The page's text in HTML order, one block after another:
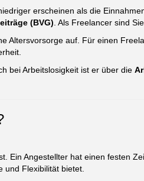
erscheinen als die
(BVG) . Als Freelancer sind
Altersvorsorge auf. Für einen
bei Arbeitslosigkeit ist er über die
Ein Angestellter hat einen festen
Flexibilität bietet.